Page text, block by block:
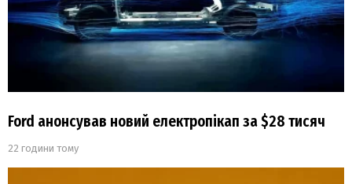
Ford анонсував новий електропікап за $28 тисяч
22 години тому